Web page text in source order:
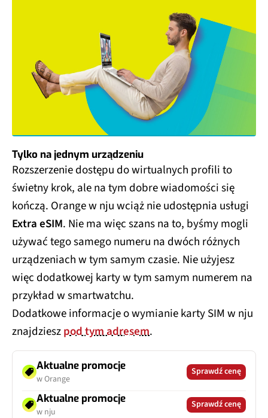
Tylko na jednym urządzeniu
Rozszerzenie dostępu do wirtualnych profili to
świetny krok, ale na tym dobre wiadomości się
kończą. Orange w nju wciąż nie udostępnia usługi
Extra eSIM. Nie ma więc szans na to, byśmy mogli
używać tego samego numeru na dwóch różnych
urządzeniach w tym samym czasie. Nie użyjesz
więc dodatkowej karty w tym samym numerem na
przykład w smartwatchu.
Dodatkowe informacje o wymianie karty SIM w nju
znajdzieszpod tym adresem.
Aktualne promocje
w Orange
Sprawdź cenę
Aktualne promocje
w nju
Sprawdź cenę